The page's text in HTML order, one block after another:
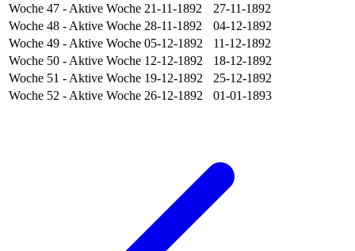
Woche 47 - Aktive Woche 21-11-1892
27-11-1892
Woche 48 - Aktive Woche 28-11-1892
04-12-1892
Woche 49 - Aktive Woche 05-12-1892
11-12-1892
Woche 50 - Aktive Woche 12-12-1892
18-12-1892
Woche 51 - Aktive Woche 19-12-1892
25-12-1892
Woche 52 - Aktive Woche 26-12-1892 01-01-1893